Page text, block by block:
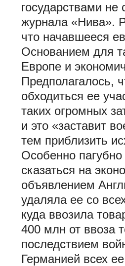
государствами не
журнала «Нива».
что начавшееся
Основанием для
Европе и
Предполагалось,
обходиться ее
таких огромных
и это «заставит
тем приблизить
Особенно
сказаться на
объявлением
удаляла ее со
куда ввозила
400 млн от ввоза
последствием
Германией всех